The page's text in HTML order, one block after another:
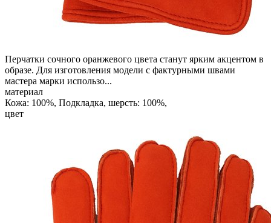
Перчатки сочного оранжевого цвета станут ярким акцентом в
образе. Для изготовления модели с фактурными швами
мастера марки использо...
материал
Кожа: 100%, Подкладка, шерсть: 100%,
цвет